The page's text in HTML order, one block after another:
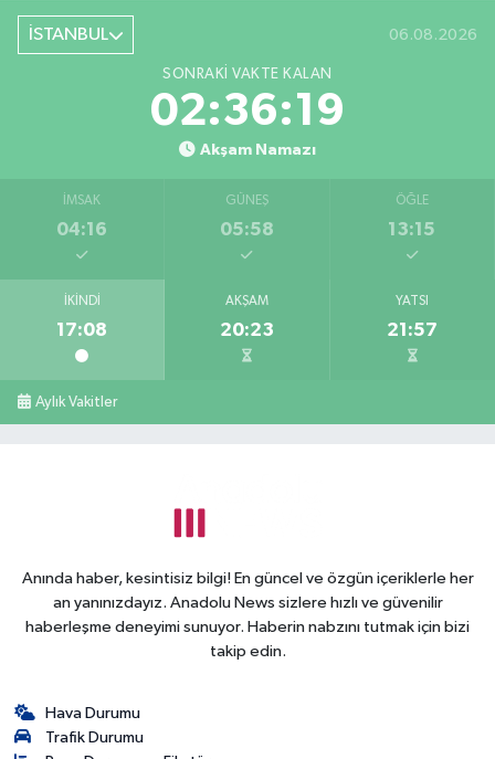
İSTANBUL 06.08.2026
SONRAKI VAKTE KALAN
02:36:18
Akşam Namazı
İMSAK
04:16
GÜNEŞ
05:58
ÖĞLE
13:15
İKINDI
17:08
AKŞAM
20:23
YATSI
21:57
Aylık Vakitler
Anında haber, kesintisiz bilgi! En güncel ve özgün içeriklerle her
an yanınızdayız. Anadolu News sizlere hızlı ve güvenilir
haberleşme deneyimi sunuyor. Haberin nabzını tutmak için bizi
takip edin.
Hava Durumu
Trafik Durumu